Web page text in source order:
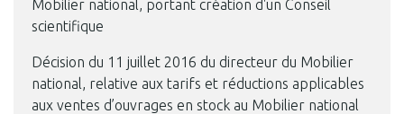
Mobilier national, portant création d'un Conseil
scientifique
Décision du 11 juillet 2016 du directeur du Mobilier
national, relative aux tarifs et réductions applicables
aux ventes d’ouvrages en stock au Mobilier national